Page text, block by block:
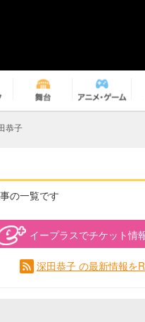
恭子
の一覧です
イープラスでチケット情
深田恭子 の最新情報を